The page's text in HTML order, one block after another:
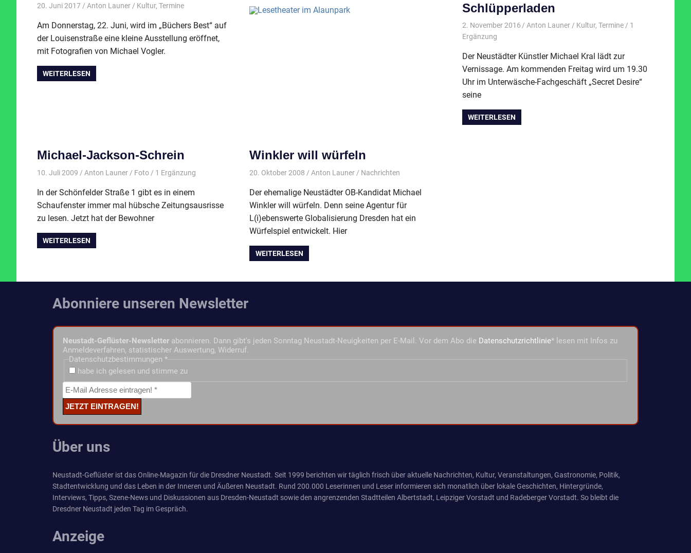
20. Juni 2017 Anton Launer Kultur, Termine
Am Donnerstag, 22. Juni, wird im „Büchers Best“ auf
der Louisenstraße eine kleine Ausstellung eröffnet,
mit Fotografien von Michael Vogler.
WEITERLESEN
Schlüpperladen
2. November 2016 Anton Launer Kultur,Termine / 1
Ergänzung
Der Neustädter Künstler Michael Kral lädt zur
Vernissage. Am kommenden Freitag wird um 19.30
Uhr im Unterwäsche-Fachgeschäft „Secret Desire“
seine
WEITERLESEN
Michael-Jackson-Schrein
10. Juli 2009 Anton Launer Foto/ 1 Ergänzung
In der Schönfelder Straße 1 gibt es in einem
Schaufenster immer mal hübsche Zeitungsausrisse
zu lesen. Jetzt hat der Bewohner
WEITERLESEN
Winkler will würfeln
20. Oktober 2008 Anton Launer Nachrichten
Der ehemalige Neustädter OB-Kandidat Michael
Winkler will würfeln. Denn seine Agentur für
L(i)ebenswerte Globalisierung Dresden hat ein
Würfelspiel entwickelt. Hier
WEITERLESEN
Abonniere unseren Newsletter
Neustadt-Geflüster-Newsletter abonnieren. Dann gibt's jeden Sonntag Neustadt-Neuigkeiten per E-Mail. Vor dem Abo die Datenschutzrichtlinie* lesen mit Infos zu
Anmeldeverfahren, statistischer Auswertung, Widerruf.
Datenschutzbestimmungen *
habe ich gelesen und stimme zu
Über uns
Neustadt-Geflüster ist das Online-Magazin für die Dresdner Neustadt. Seit 1999 berichten wir täglich frisch über aktuelle Nachrichten, Kultur, Veranstaltungen, Gastronomie, Politik,
Stadtentwicklung und das Leben in der Inneren und Äußeren Neustadt. Rund 200.000 Leserinnen und Leser informieren sich monatlich über lokale Geschichten, Hintergründe,
Interviews, Tipps, Szene-News und Diskussionen aus Dresden-Neustadt sowie den angrenzenden Stadtteilen Albertstadt, Leipziger Vorstadt und Radeberger Vorstadt. So bleibt die
Dresdner Neustadt jeden Tag im Gespräch.
Anzeige